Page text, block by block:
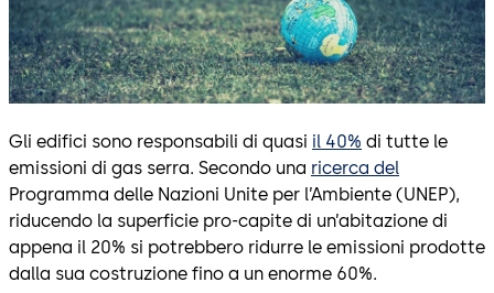
Gli edifici sono responsabili di quasi il 40% di tutte le
emissioni di gas serra. Secondo una ricerca del
Programma delle Nazioni Unite per l’Ambiente (UNEP),
riducendo la superficie pro-capite di un’abitazione di
appena il 20% si potrebbero ridurre le emissioni prodotte
dalla sua costruzione fino a un enorme 60%.